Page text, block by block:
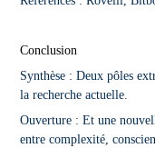
Conclusion
Synthèse : Deux pôles
la recherche actuelle.
Ouverture : Et une
entre complexité,